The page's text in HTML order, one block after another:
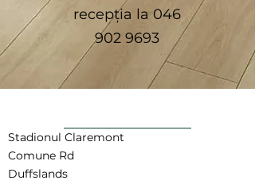
recepția la 046
902 9693
Stadionul Claremont
Comune Rd
Duffslands